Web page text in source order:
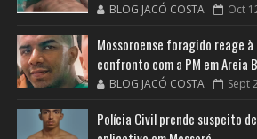
BLOG JACÓ COSTA Oct
Mossoroense foragido reage
confronto com a PM em Areia
BLOG JACÓ COSTA Sept
Polícia Civil prende suspeito